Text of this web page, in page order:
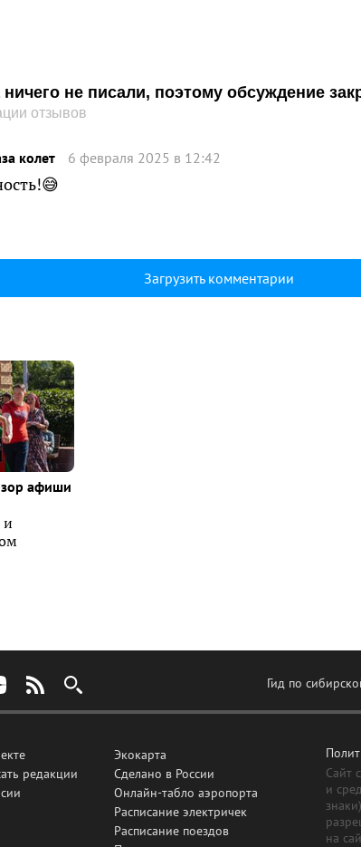
ничего не писали, поэтому обсуждение
отзывов
колет 6 февраля 2025 в 12:42
Загрузить комментарии
афиши
и
Гид по
редакции
Экокарта
Сделано в России
Онлайн-табло аэропорта
Расписание электричек
Расписание поездов
Сайт
и
на